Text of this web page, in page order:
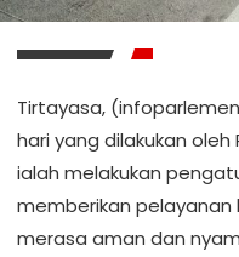
Tirtayasa,
hari yang dilakukan
ialah melakukan
memberikan
merasa aman dan